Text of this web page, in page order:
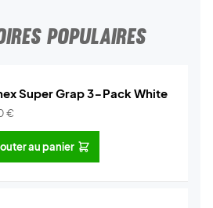
POPULAIRES
Super Grap 3-Pack White
€
au panier